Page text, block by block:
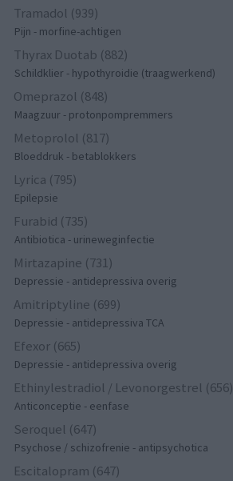
Tramadol (939)
Pijn - morfine-achtigen
Thyrax Duotab (882)
Schildklier - hypothyroidie (traagwerkend)
Omeprazol (848)
Maagzuur - protonpompremmers
Metoprolol (817)
Bloeddruk - betablokkers
Lyrica (795)
Epilepsie
Furabid (735)
Antibiotica - urineweginfectie
Mirtazapine (731)
Depressie - antidepressiva overig
Amitriptyline (699)
Depressie - antidepressiva TCA
Efexor (665)
Depressie - antidepressiva overig
Ethinylestradiol / Levonorgestrel (656)
Anticonceptie - eenfase
Seroquel (647)
Psychose / schizofrenie - antipsychotica
Escitalopram (647)